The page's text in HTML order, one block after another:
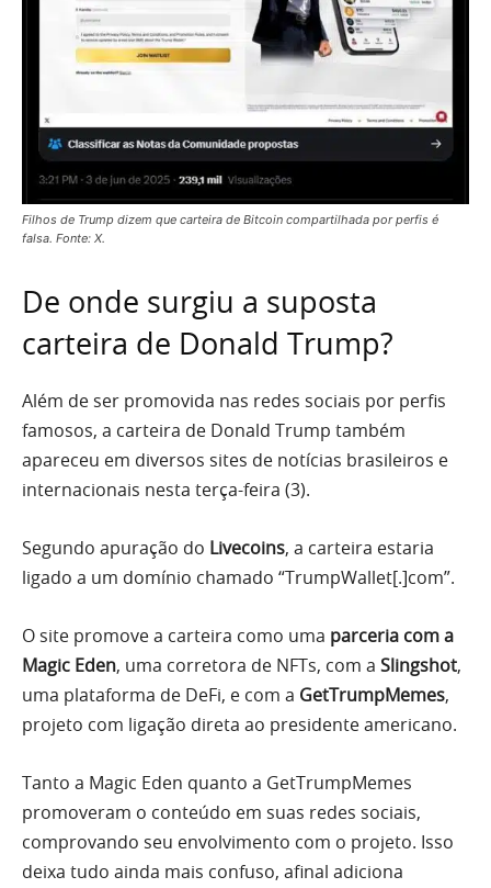
Filhos de Trump dizem que carteira de Bitcoin compartilhada por perfis é
falsa. Fonte: X.
De onde surgiu a suposta
carteira de Donald Trump?
Além de ser promovida nas redes sociais por perfis
famosos, a carteira de Donald Trump também
apareceu em diversos sites de notícias brasileiros e
internacionais nesta terça-feira (3).
Segundo apuração do Livecoins, a carteira estaria
ligado a um domínio chamado “TrumpWallet[.]com”.
O site promove a carteira como uma parceria com a
Magic Eden, uma corretora de NFTs, com a Slingshot,
uma plataforma de DeFi, e com a GetTrumpMemes,
projeto com ligação direta ao presidente americano.
Tanto a Magic Eden quanto a GetTrumpMemes
promoveram o conteúdo em suas redes sociais,
comprovando seu envolvimento com o projeto. Isso
deixa tudo ainda mais confuso, afinal adiciona